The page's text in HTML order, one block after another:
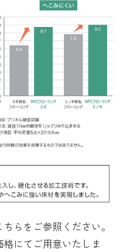
ちら をご参照ください。
にてご用意いたしま